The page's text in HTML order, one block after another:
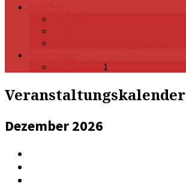
1
Veranstaltungskalender
Dezember 2026